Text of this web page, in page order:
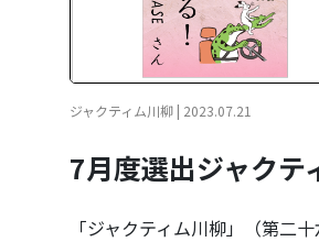
ジャクティム川柳 | 2023.07.21
7月度選出ジャクテ
「ジャクティム川柳」（第二